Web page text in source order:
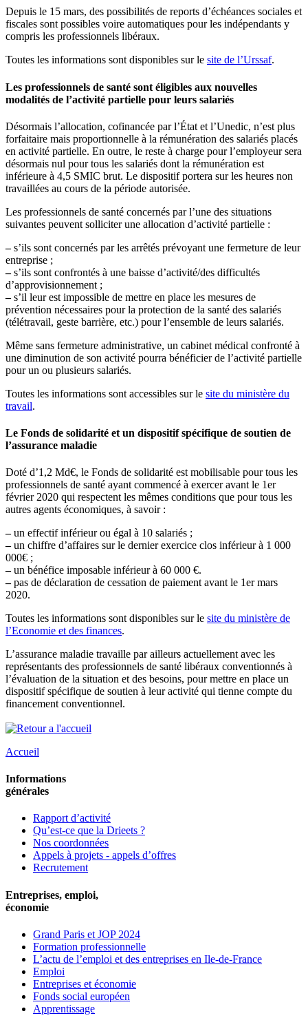
Depuis le 15 mars, des possibilités de reports d’échéances sociales et
fiscales sont possibles voire automatiques pour les indépendants y
compris les professionnels libéraux.
Toutes les informations sont disponibles sur le site de l’Urssaf.
Les professionnels de santé sont éligibles aux nouvelles
modalités de l’activité partielle pour leurs salariés
Désormais l’allocation, cofinancée par l’État et l’Unedic, n’est plus
forfaitaire mais proportionnelle à la rémunération des salariés placés
en activité partielle. En outre, le reste à charge pour l’employeur sera
désormais nul pour tous les salariés dont la rémunération est
inférieure à 4,5 SMIC brut. Le dispositif portera sur les heures non
travaillées au cours de la période autorisée.
Les professionnels de santé concernés par l’une des situations
suivantes peuvent solliciter une allocation d’activité partielle :
–s’ils sont concernés par les arrêtés prévoyant une fermeture de leur
entreprise ;
–s’ils sont confrontés à une baisse d’activité/des difficultés
d’approvisionnement ;
–s’il leur est impossible de mettre en place les mesures de
prévention nécessaires pour la protection de la santé des salariés
(télétravail, geste barrière, etc.) pour l’ensemble de leurs salariés.
Même sans fermeture administrative, un cabinet médical confronté à
une diminution de son activité pourra bénéficier de l’activité partielle
pour un ou plusieurs salariés.
Toutes les informations sont accessibles sur le site du ministère du
travail.
Le Fonds de solidarité et un dispositif spécifique de soutien de
l’assurance maladie
Doté d’1,2 Md€, le Fonds de solidarité est mobilisable pour tous les
professionnels de santé ayant commencé à exercer avant le 1er
février 2020 qui respectent les mêmes conditions que pour tous les
autres agents économiques, à savoir :
–un effectif inférieur ou égal à 10 salariés ;
–un chiffre d’affaires sur le dernier exercice clos inférieur à 1 000
000€ ;
–un bénéfice imposable inférieur à 60 000 €.
–pas de déclaration de cessation de paiement avant le 1er mars
2020.
Toutes les informations sont disponibles sur le site du ministère de
l’Economie et des finances.
L’assurance maladie travaille par ailleurs actuellement avec les
représentants des professionnels de santé libéraux conventionnés à
l’évaluation de la situation et des besoins, pour mettre en place un
dispositif spécifique de soutien à leur activité qui tienne compte du
financement conventionnel.
Accueil
Informations
générales
Rapport d’activité
Qu’est-ce que la Drieets ?
Nos coordonnées
Appels à projets - appels d’offres
Recrutement
Entreprises, emploi,
économie
Grand Paris et JOP 2024
Formation professionnelle
L’actu de l’emploi et des entreprises en Ile-de-France
Emploi
Entreprises et économie
Fonds social européen
Apprentissage